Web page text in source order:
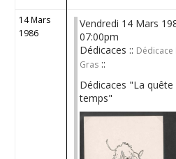
14 Mars
1986
Vendredi 14 Mars
07:00pm
Dédicaces :: Dédicace
Gras ::
Dédicaces "La
temps"